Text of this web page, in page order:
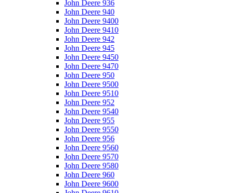
John Deere 936
John Deere 940
John Deere 9400
John Deere 9410
John Deere 942
John Deere 945
John Deere 9450
John Deere 9470
John Deere 950
John Deere 9500
John Deere 9510
John Deere 952
John Deere 9540
John Deere 955
John Deere 9550
John Deere 956
John Deere 9560
John Deere 9570
John Deere 9580
John Deere 960
John Deere 9600